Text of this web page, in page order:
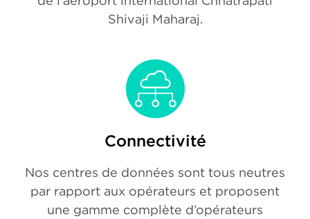
Shivaji Maharaj.
Connectivité
Nos centres de données sont tous neutres
par rapport aux opérateurs et proposent
une gamme complète d’opérateurs